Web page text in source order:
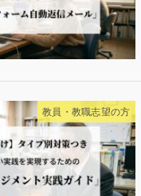
教員・教職志望の方